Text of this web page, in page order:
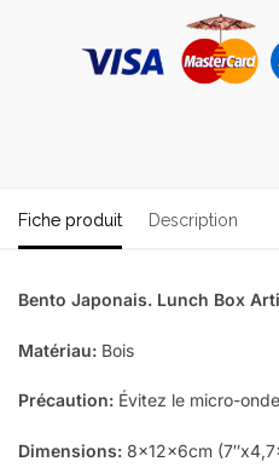
Fiche produit Description
Bento Japonais. Lunch Box
Matériau: Bois
Précaution: Évitez le micro-
Dimensions: 8x12x6cm